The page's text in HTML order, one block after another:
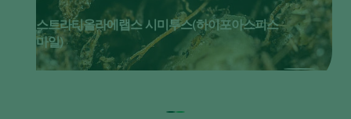
스트라티올라에랩스 시미투스(하이포아스피스
마일)